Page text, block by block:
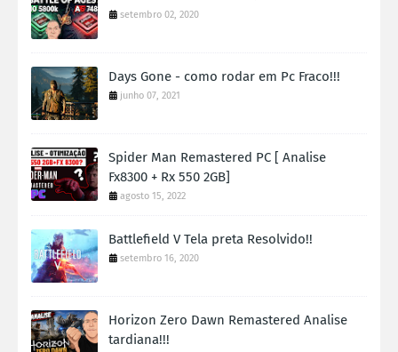
setembro 02, 2020
Days Gone - como rodar em Pc Fraco!!!
junho 07, 2021
Spider Man Remastered PC [ Analise
Fx8300 + Rx 550 2GB]
agosto 15, 2022
Battlefield V Tela preta Resolvido!!
setembro 16, 2020
Horizon Zero Dawn Remastered Analise
tardiana!!!